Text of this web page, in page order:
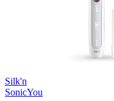
Silk'n
SonicYou